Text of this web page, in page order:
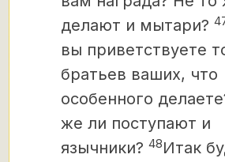
делают и мытари?
вы приветствуете
братьев ваших, что
особенного
же ли поступают и
язычники? 48Итак